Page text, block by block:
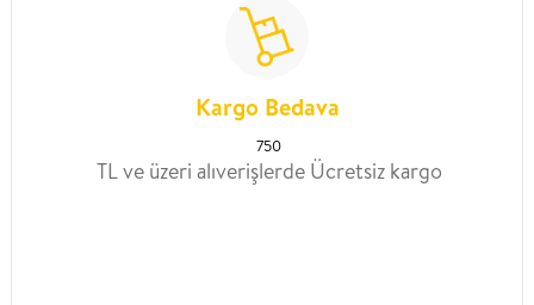
Kargo Bedava
750
TL ve üzeri alıverişlerde Ücretsiz kargo